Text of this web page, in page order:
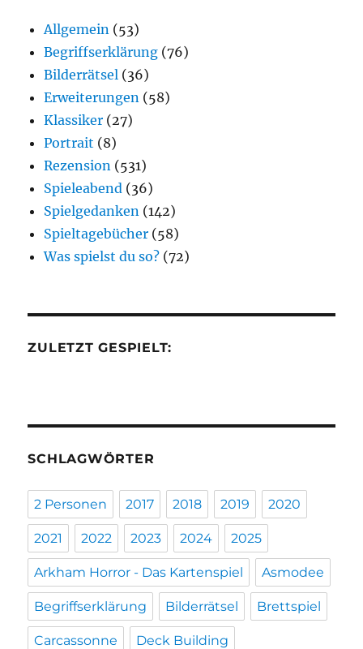
Allgemein (53)
Begriffserklärung (76)
Bilderrätsel (36)
Erweiterungen (58)
Klassiker (27)
Portrait (8)
Rezension (531)
Spieleabend (36)
Spielgedanken (142)
Spieltagebücher (58)
Was spielst du so? (72)
ZULETZT GESPIELT:
SCHLAGWÖRTER
2 Personen 2017 2018 2019 2020
2021 2022 2023 2024 2025
Arkham Horror - Das Kartenspiel Asmodee
Begriffserklärung Bilderrätsel Brettspiel
Carcassonne Deck Building